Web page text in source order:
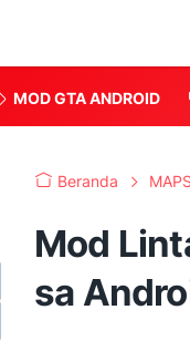
MOD GTA ANDROID
Beranda MAPS
Mod
sa